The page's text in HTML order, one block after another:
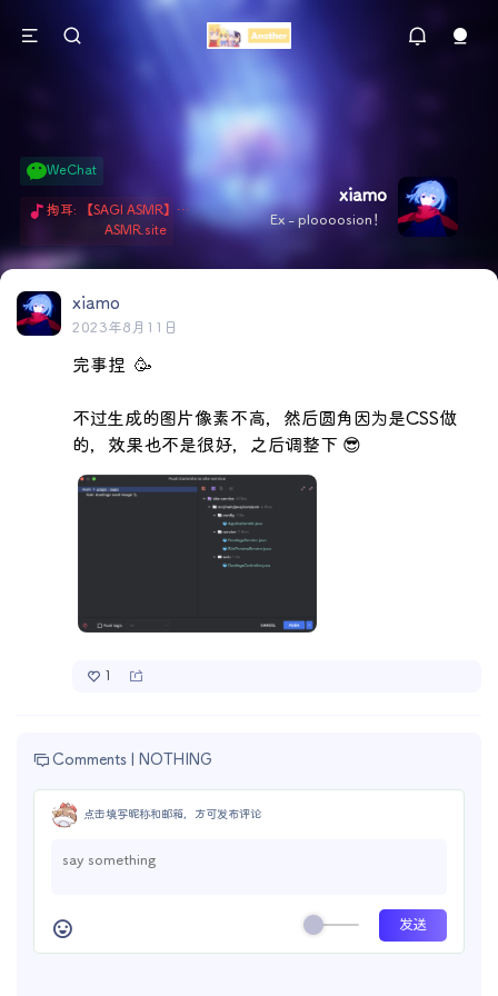
xiamo
Ex - ploooosion！
WeChat
掏耳: 【SAGI ASMR】今天就由阿米娅给博士掏耳吧「耳勺x鹅毛棒x吹气」 Hi-Res无损助眠 + 单刷: ASMR 精选4.0｜ 陪伴天花板 ✦扶扶の温柔哄睡 ✦ 顶级道具和语气词的交融 ✦ 扶桑大红花、
ASMR.site
xiamo
2023年8月11日
完事捏  🥳
不过生成的图片像素不高，然后圆角因为是CSS做
的，效果也不是很好，之后调整下 😎
1
Comments | NOTHING
点击填写昵称和邮箱，方可发布评论